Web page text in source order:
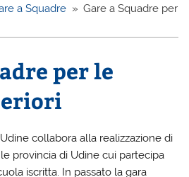
a Squadre
Gare a Squadre per
per le
collabora alla realizzazione di
provincia di Udine cui partecipa
iscritta. In passato la gara